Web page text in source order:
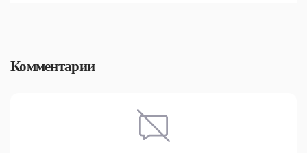
Комментарии